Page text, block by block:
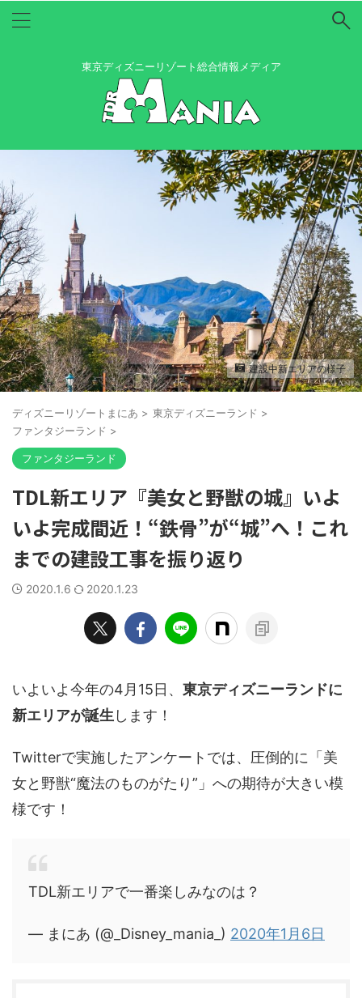
東京ディズニーリゾート総合情報メディア
建設中新エリアの様子
ディズニーリゾートまにあ > 東京ディズニーランド >
ファンタジーランド >
ファンタジーランド
TDL新エリア『美女と野獣の城』いよ
いよ完成間近！“鉄骨”が“城”へ！これ
までの建設工事を振り返り
2020.1.6 2020.1.23
いよいよ今年の4月15日、 東京ディズニーランドに
新エリアが誕生 します！
Twitterで実施したアンケートでは、圧倒的に「美
女と野獣“魔法のものがたり”」への期待が大きい模
様です！
TDL新エリアで一番楽しみなのは？
— まにあ (@_Disney_mania_) 2020年1月6日